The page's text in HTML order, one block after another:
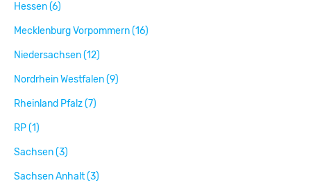
Hessen (6)
Mecklenburg Vorpommern (16)
Niedersachsen (12)
Nordrhein Westfalen (9)
Rheinland Pfalz (7)
RP (1)
Sachsen (3)
Sachsen Anhalt (3)